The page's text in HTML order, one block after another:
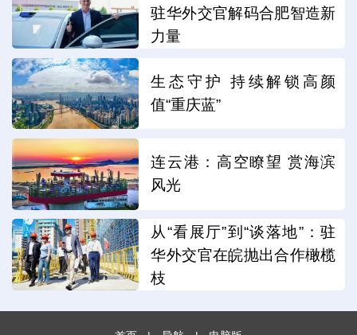
驻华外交官解码合肥智造新
力量
生态守护 持续解锁高颜
值“重庆蓝”
连云港：高空瞭望 赏海滨
风光
从“看展厅”到“谈落地”：驻
华外交官在皖抛出合作橄榄
枝